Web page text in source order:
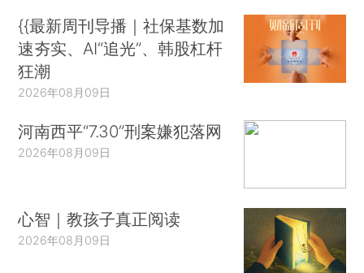
{{最新周刊导播｜社保基数加
速夯实、AI“追光”、韩股杠杆
狂潮
2026年08月09日
河南西平“7.30”刑案嫌犯落网
2026年08月09日
心智｜教孩子真正阅读
2026年08月09日